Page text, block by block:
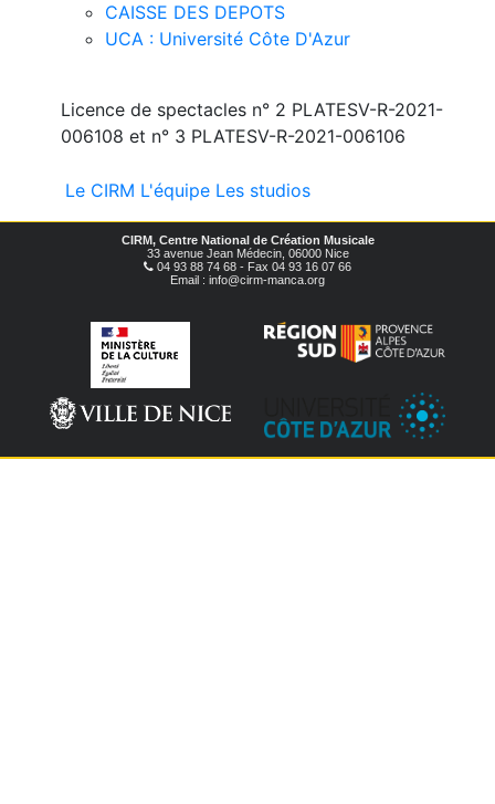
CAISSE DES DEPOTS
UCA : Université Côte D'Azur
Licence de spectacles n° 2 PLATESV-R-2021-
006108 et n° 3 PLATESV-R-2021-006106
Le CIRM L'équipe Les studios
CIRM, Centre National de Création Musicale
33 avenue Jean Médecin, 06000 Nice
04 93 88 74 68 - Fax 04 93 16 07 66
Email : info@cirm-manca.org